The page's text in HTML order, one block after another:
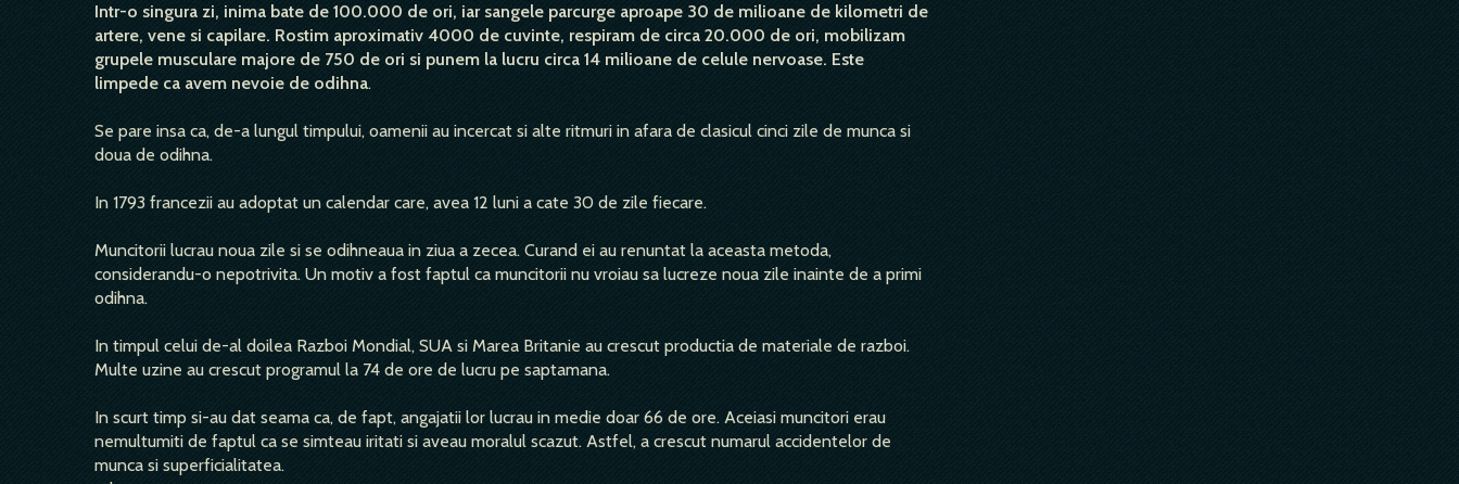
Intr-o singura zi, inima bate de 100.000 de ori, iar sangele parcurge aproape 30 de milioane de kilometri de
artere, vene si capilare. Rostim aproximativ 4000 de cuvinte, respiram de circa 20.000 de ori, mobilizam
grupele musculare majore de 750 de ori si punem la lucru circa 14 milioane de celule nervoase. Este
limpede ca avem nevoie de odihna.
Se pare insa ca, de-a lungul timpului, oamenii au incercat si alte ritmuri in afara de clasicul cinci zile de munca si
doua de odihna.
In 1793 francezii au adoptat un calendar care, avea 12 luni a cate 30 de zile fiecare.
Muncitorii lucrau noua zile si se odihneaua in ziua a zecea. Curand ei au renuntat la aceasta metoda,
considerandu-o nepotrivita. Un motiv a fost faptul ca muncitorii nu vroiau sa lucreze noua zile inainte de a primi
odihna.
In timpul celui de-al doilea Razboi Mondial, SUA si Marea Britanie au crescut productia de materiale de razboi.
Multe uzine au crescut programul la 74 de ore de lucru pe saptamana.
In scurt timp si-au dat seama ca, de fapt, angajatii lor lucrau in medie doar 66 de ore. Aceiasi muncitori erau
nemultumiti de faptul ca se simteau iritati si aveau moralul scazut. Astfel, a crescut numarul accidentelor de
munca si superficialitatea.